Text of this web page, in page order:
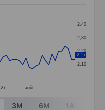
categories.
values. Data
27 août
2,10
2,20
2,30
2,40
2,17
3M 6M 1A